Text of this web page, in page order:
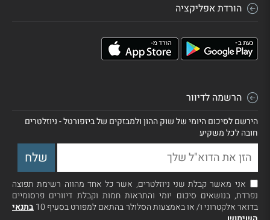
הורדת אפליקציה
הרשמה לדיוור
הירשם לסיכום היומי של שוק ההון ולמבזקים של ביזפורטל - ניוזלטרים
חובה לכל משקיע
אני מאשר קבלת שני ניוזלטרים, אשר כל אחד מהווה רשימת תפוצה
נפרדת, בנושאים סיכום יומי והתראות חמות וקבלת דיוורים פרסומיים
בדואר אלקטרוני ו/ או באמצעות הסלולר בהתאם למפורט בסעיף 10
בתנאי